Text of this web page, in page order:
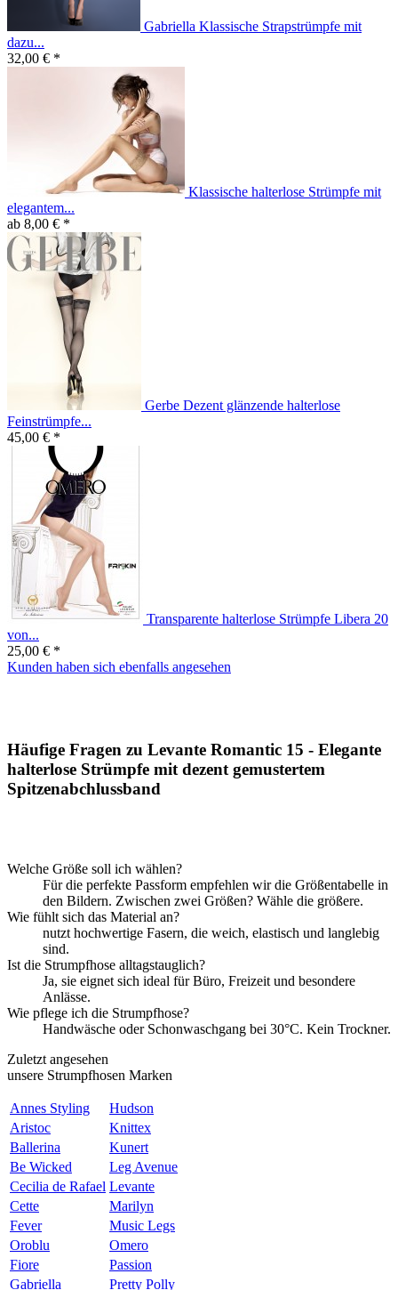
Gabriella Klassische Strapstrümpfe mit
dazu...
32,00 € *
Klassische halterlose Strümpfe mit
elegantem...
ab 8,00 € *
Gerbe Dezent glänzende halterlose
Feinstrümpfe...
45,00 € *
Transparente halterlose Strümpfe Libera 20
von...
25,00 € *
Kunden haben sich ebenfalls angesehen
Häufige Fragen zu Levante Romantic 15 - Elegante
halterlose Strümpfe mit dezent gemustertem
Spitzenabchlussband
Welche Größe soll ich wählen?
Für die perfekte Passform empfehlen wir die Größentabelle in
den Bildern. Zwischen zwei Größen? Wähle die größere.
Wie fühlt sich das Material an?
nutzt hochwertige Fasern, die weich, elastisch und langlebig
sind.
Ist die Strumpfhose alltagstauglich?
Ja, sie eignet sich ideal für Büro, Freizeit und besondere
Anlässe.
Wie pflege ich die Strumpfhose?
Handwäsche oder Schonwaschgang bei 30°C. Kein Trockner.
Zuletzt angesehen
unsere Strumpfhosen Marken
Annes Styling
Hudson
Aristoc
Knittex
Ballerina
Kunert
Be Wicked
Leg Avenue
Cecilia de Rafael Levante
Cette
Marilyn
Fever
Music Legs
Oroblu
Omero
Fiore
Passion
Gabriella
Pretty Polly